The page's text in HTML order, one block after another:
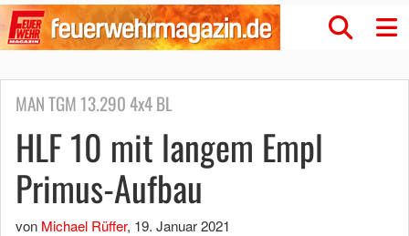
MAN TGM 13.290 4x4 BL
HLF 10 mit langem Empl
Primus-Aufbau
von Michael Rüffer, 19. Januar 2021